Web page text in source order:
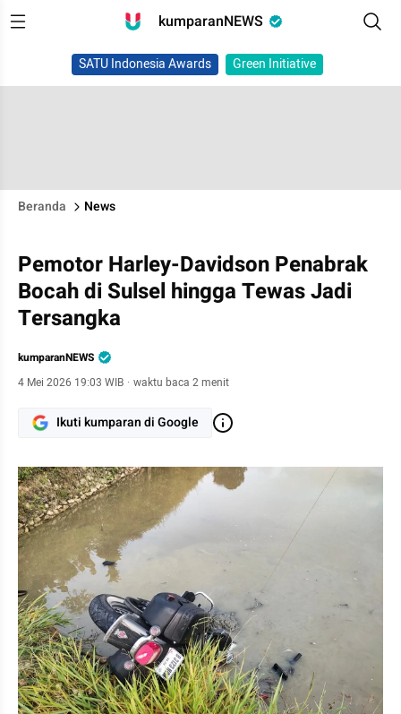
kumparanNEWS
SATU Indonesia Awards Green Initiative
Beranda News
Pemotor Harley-Davidson Penabrak
Bocah di Sulsel hingga Tewas Jadi
Tersangka
kumparanNEWS
4 Mei 2026 19:03 WIB · waktu baca 2 menit
Ikuti kumparan di Google